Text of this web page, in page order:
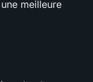
meilleure